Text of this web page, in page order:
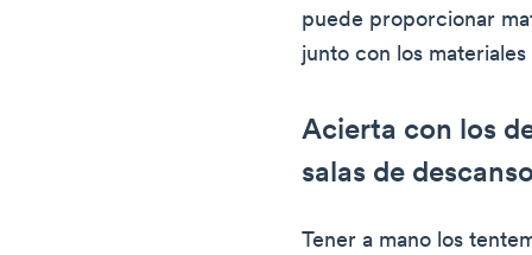
puede proporcionar
junto con los
Acierta con los
salas de
Tener a mano los